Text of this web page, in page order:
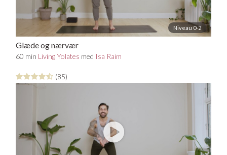
Niveau 0-2
Glæde og nærvær
60 min Living Yolates med Isa Raim
(85)